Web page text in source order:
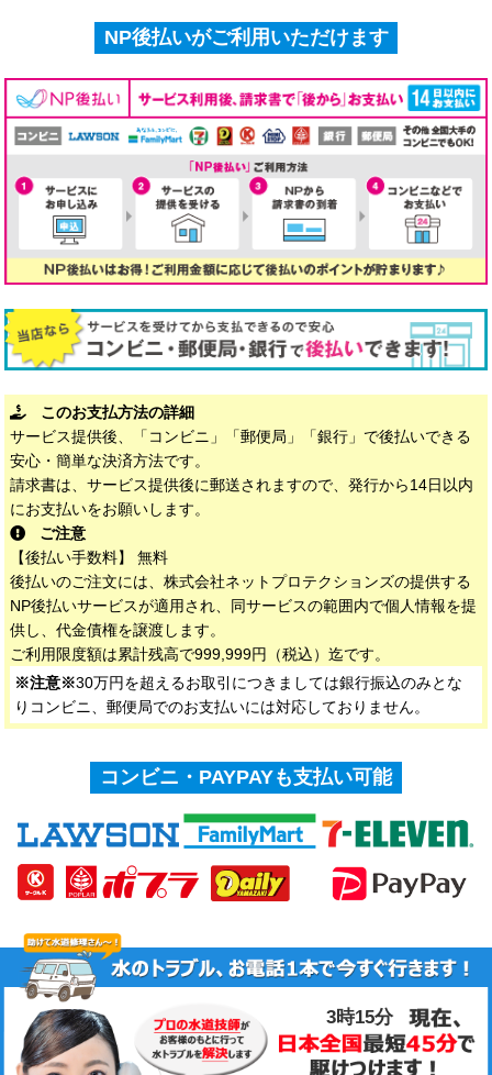
NP後払いがご利用いただけます
このお支払方法の詳細
サービス提供後、「コンビニ」「郵便局」「銀行」で後払いできる
安心・簡単な決済方法です。
請求書は、サービス提供後に郵送されますので、発行から14日以内
にお支払いをお願いします。
ご注意
【後払い手数料】 無料
後払いのご注文には、株式会社ネットプロテクションズの提供する
NP後払いサービスが適用され、同サービスの範囲内で個人情報を提
供し、代金債権を譲渡します。
ご利用限度額は累計残高で999,999円（税込）迄です。
※注意※30万円を超えるお取引につきましては銀行振込のみとな
りコンビニ、郵便局でのお支払いには対応しておりません。
コンビニ・PAYPAYも支払い可能
3時15分